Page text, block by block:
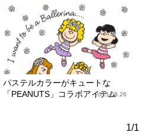
パステルカラーがキュートな
「PEANUTS」コラボアイテム
2015.09.26
1/1